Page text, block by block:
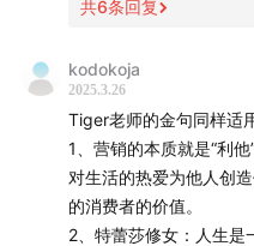
话是这么说的：“不出海，
我知道很多品牌都很困惑：
道营销已经大变天，但是
刚好，曹虎博士去年出版
命》，里面凝聚着科特勒
天品牌正在面临的两个时
共6条回复
kodokoja
2025.3.26
Tiger老师的金句同样适
1、营销的本质就是“利
对生活的热爱为他人创
的消费者的价值。
2、特蕾莎修女：人生是